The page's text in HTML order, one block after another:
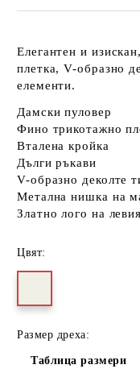
Елегантен и
плетка, V-образно
елементи.
Дамски пуловер
Фино трикотажно
Вталена кройка
Дълги ръкави
V-образно деколте
Метална нишка на
Златно лого на
Цвят:
Размер дреха:
Таблица размери